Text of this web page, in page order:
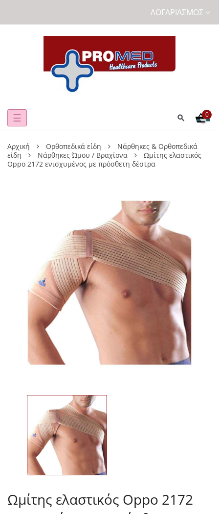
ΛΟΓΑΡΙΑΣΜΌΣ
Toggle
☰ 0
Αρχική Ορθοπεδικά είδη
Νάρθηκες & Ορθοπεδικά
είδη
Νάρθηκες Ώμου / Βραχίονα
Ωμίτης ελαστικός
Oppo 2172 ενισχυμένος με πρόσθετη δέστρα
Ωμίτης ελαστικός Oppo 2172